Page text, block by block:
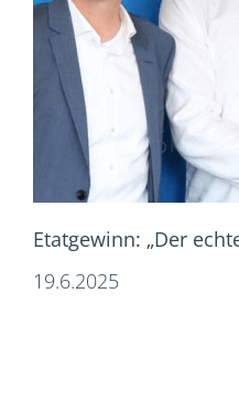
Etatgewinn: „Der
19.6.2025